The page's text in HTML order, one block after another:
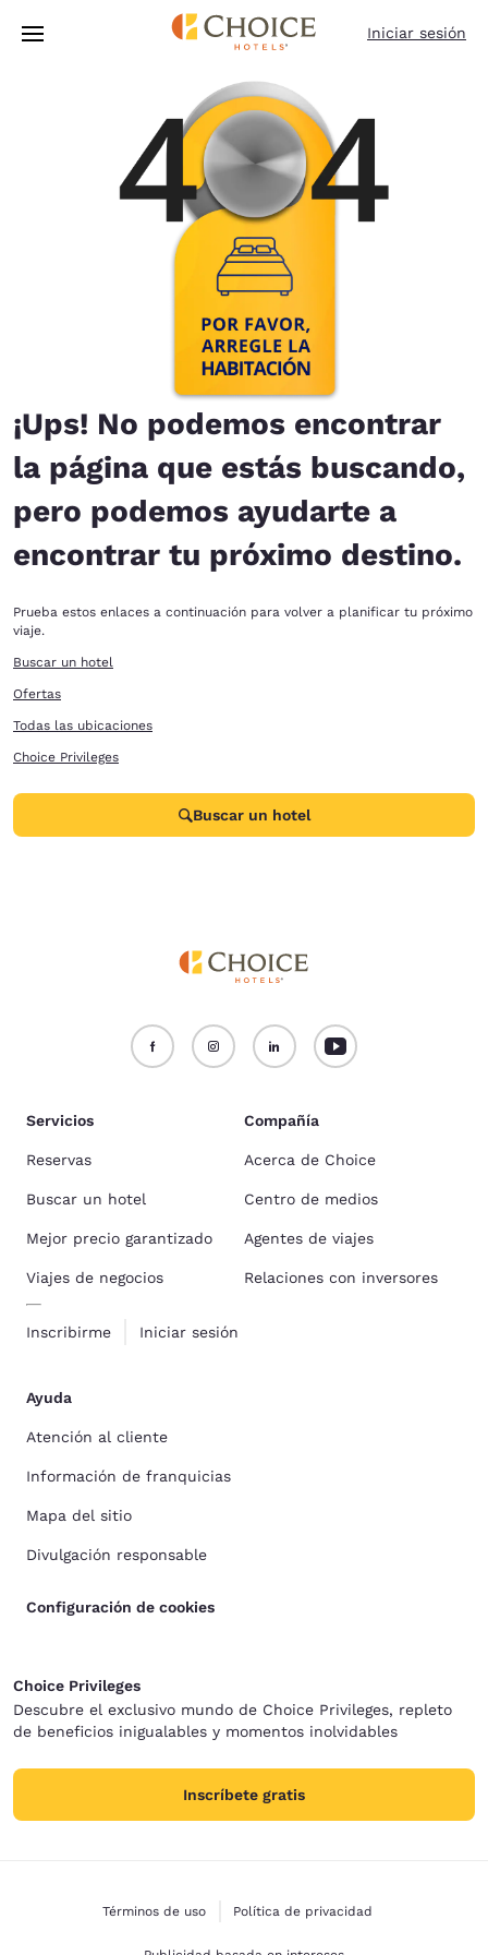
Pasar A Contenido Principal
Iniciar sesión
¡Ups! No podemos encontrar
la página que estás buscando,
pero podemos ayudarte a
encontrar tu próximo destino.
Prueba estos enlaces a continuación para volver a planificar tu próximo
viaje.
Buscar un hotel
Ofertas
Todas las ubicaciones
Choice Privileges
Buscar un hotel
Servicios
Reservas
Buscar un hotel
Mejor precio garantizado
Viajes de negocios
Inscribirme Iniciar sesión
Compañía
Acerca de Choice
Centro de medios
Agentes de viajes
Relaciones con inversores
Ayuda
Atención al cliente
Información de franquicias
Mapa del sitio
Divulgación responsable
Configuración de cookies
Choice Privileges
Descubre el exclusivo mundo de Choice Privileges, repleto
de beneficios inigualables y momentos inolvidables
Inscríbete gratis
Términos de uso Política de privacidad